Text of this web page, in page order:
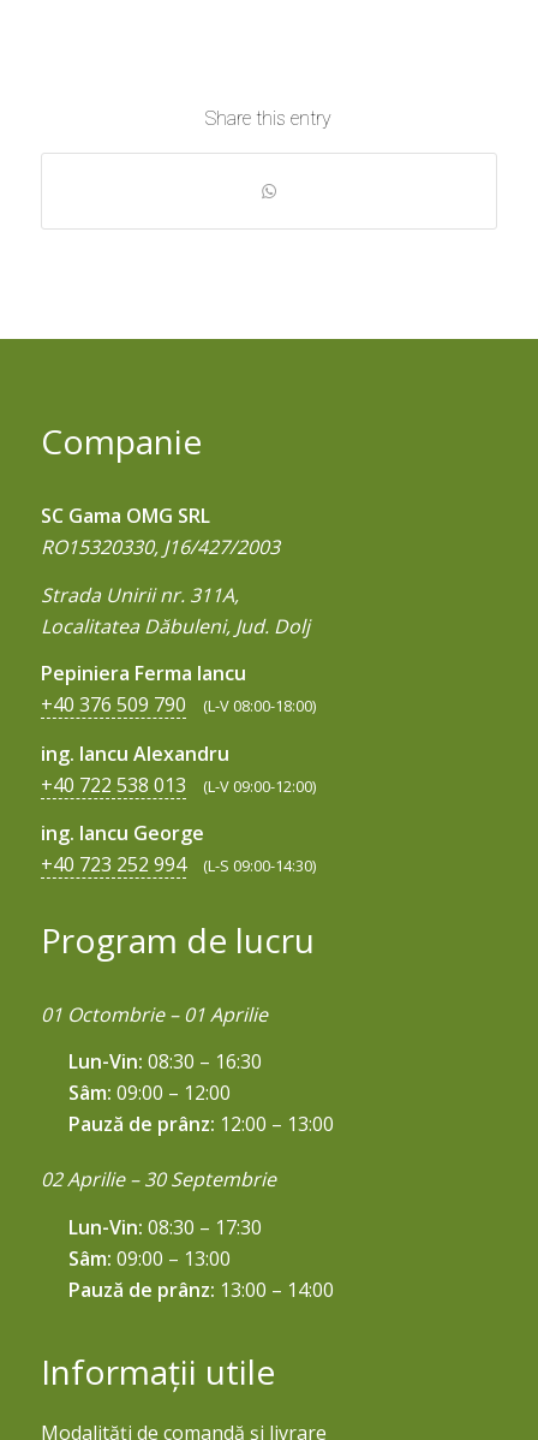
Share this entry
Companie
SC Gama OMG SRL
RO15320330, J16/427/2003
Strada Unirii nr. 311A,
Localitatea Dăbuleni, Jud. Dolj
Pepiniera Ferma Iancu
+40 376 509 790
(L-V 08:00-18:00)
ing. Iancu Alexandru
+40 722 538 013
(L-V 09:00-12:00)
ing. Iancu George
+40 723 252 994
(L-S 09:00-14:30)
Program de lucru
01 Octombrie – 01 Aprilie
Lun-Vin: 08:30 – 16:30
Sâm: 09:00 – 12:00
Pauză de prânz: 12:00 – 13:00
02 Aprilie – 30 Septembrie
Lun-Vin: 08:30 – 17:30
Sâm: 09:00 – 13:00
Pauză de prânz: 13:00 – 14:00
Informații utile
Modalități de comandă și livrare